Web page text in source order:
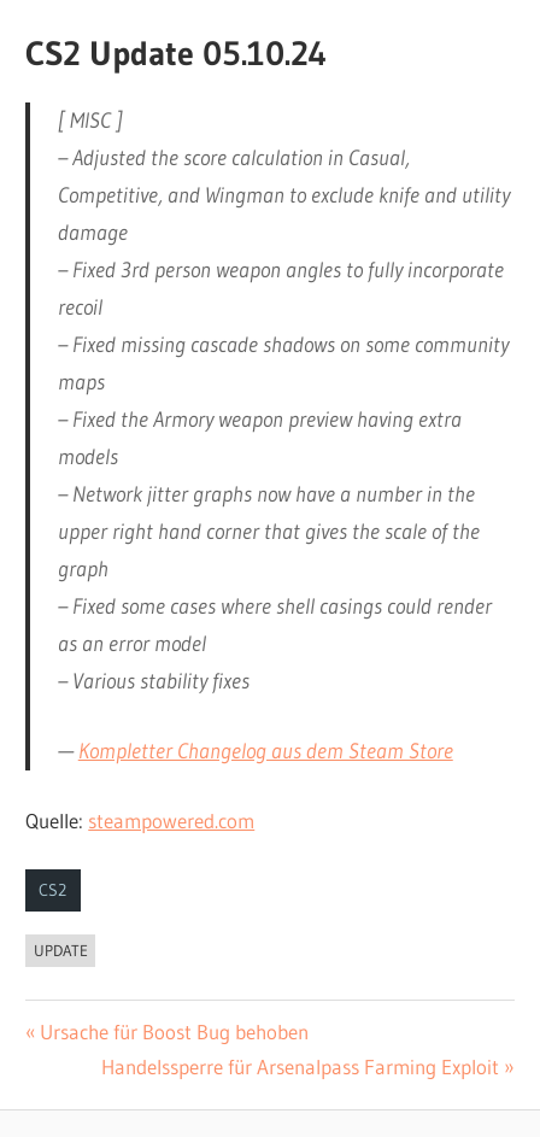
CS2 Update 05.10.24
[ MISC ]
– Adjusted the score calculation in Casual,
Competitive, and Wingman to exclude knife and utility
damage
– Fixed 3rd person weapon angles to fully incorporate
recoil
– Fixed missing cascade shadows on some community
maps
– Fixed the Armory weapon preview having extra
models
– Network jitter graphs now have a number in the
upper right hand corner that gives the scale of the
graph
– Fixed some cases where shell casings could render
as an error model
– Various stability fixes
—Kompletter Changelog aus dem Steam Store
Quelle: steampowered.com
CS2
UPDATE
Beitrags-
Navigation
Vorheriger
Beitrag:
Ursache für Boost Bug behoben
Nächster
Handelssperre für Arsenalpass Farming Exploit